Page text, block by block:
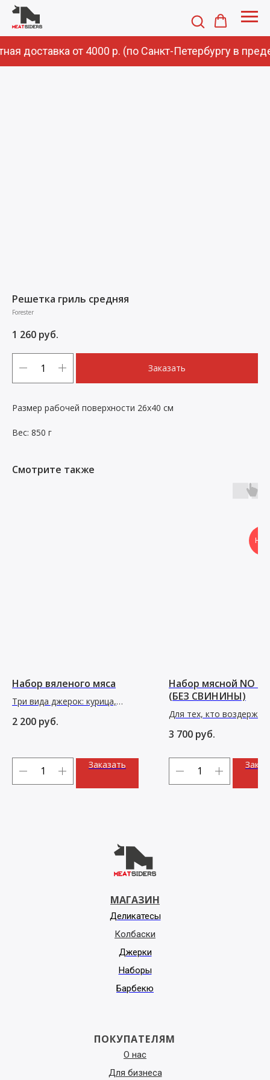
доставка от 4000 р. (по Санкт-Петербургу в
Решетка гриль средняя
Forester
1 260 руб.
Заказать
Размер рабочей поверхности 26х40 см
Вес: 850 г
Смотрите также
Набор вяленого мяса
Три вида джерок: курица,
свинины. 340 г
2 200 руб.
Заказать
Набор мясной NO
(БЕЗ СВИНИНЫ)
Для тех, кто
3 700 руб.
МАГАЗИН
Деликатесы
Колбаски
Джерки
Наборы
Барбекю
ПОКУПАТЕЛЯМ
О нас
Для бизнеса